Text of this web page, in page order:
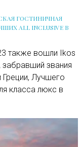
ГОСТИНИЧНАЯ
ALL INCLUSIVE В
также вошли Ikos
звания
Лучшего
класса люкс в